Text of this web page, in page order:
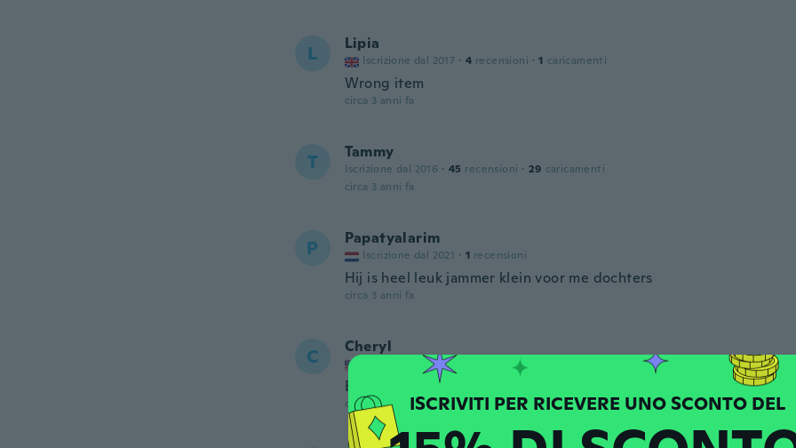
L Lipia
Iscrizione dal 2017 · 4 recensioni · 1 caricamenti
Wrong item
circa 3 anni fa
T Tammy
Iscrizione dal 2016 · 45 recensioni · 29 caricamenti
circa 3 anni fa
P Papatyalarim
Iscrizione dal 2021 · 1 recensioni
Hij is heel leuk jammer klein voor me dochters
circa 3 anni fa
C Cheryl
Iscrizione dal 2017 recensioni
Extremely well made! It was perfect and my granddaughter
circa 3 anni fa ISCRIVITI PER RICEVERE UNO SCONTO DEL